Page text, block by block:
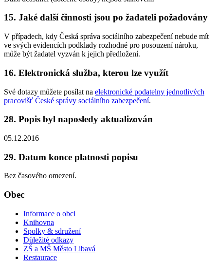
15. Jaké další činnosti jsou po žadateli požadovány
V případech, kdy Česká správa sociálního zabezpečení nebude mít
ve svých evidencích podklady rozhodné pro posouzení nároku,
může být žadatel vyzván k jejich předložení.
16. Elektronická služba, kterou lze využít
Své dotazy můžete posílat na elektronické podatelny jednotlivých
pracovišť České správy sociálního zabezpečení.
28. Popis byl naposledy aktualizován
05.12.2016
29. Datum konce platnosti popisu
Bez časového omezení.
Obec
Informace o obci
Knihovna
Spolky & sdružení
Důležité odkazy
ZŠ a MŠ Město Libavá
Restaurace